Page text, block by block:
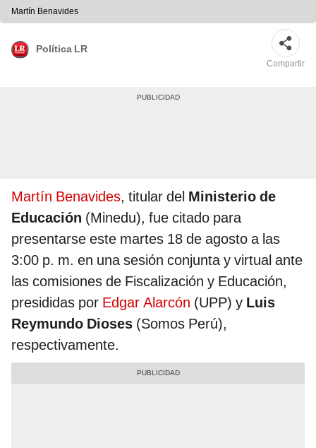
Martín Benavides
Política LR
Compartir
Martín Benavides, titular del Ministerio de
Educación (Minedu), fue citado para
presentarse este martes 18 de agosto a las
3:00 p. m. en una sesión conjunta y virtual ante
las comisiones de Fiscalización y Educación,
presididas por Edgar Alarcón (UPP) y Luis
Reymundo Dioses (Somos Perú),
respectivamente.